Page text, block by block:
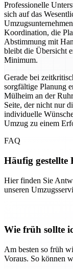
Professionelle
sich auf das
Koordination, die
Abstimmung mit
bleibt die Übersicht
Minimum.
Gerade bei
sorgfältige Planung
Mülheim an der
Seite, der nicht nur
individuelle
Umzug zu einem
FAQ
Häufig gestellte
Hier finden Sie
unseren
Wie früh sollte
Am besten so früh
Voraus. So können